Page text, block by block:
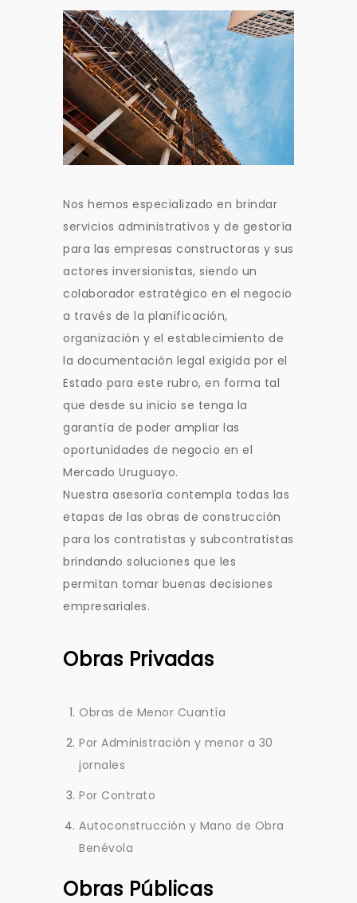
Nos hemos especializado en brindar
servicios administrativos y de gestoría
para las empresas constructoras y sus
actores inversionistas, siendo un
colaborador estratégico en el negocio
a través de la planificación,
organización y el establecimiento de
la documentación legal exigida por el
Estado para este rubro, en forma tal
que desde su inicio se tenga la
garantía de poder ampliar las
oportunidades de negocio en el
Mercado Uruguayo.
Nuestra asesoría contempla todas las
etapas de las obras de construcción
para los contratistas y subcontratistas
brindando soluciones que les
permitan tomar buenas decisiones
empresariales.
Obras Privadas
Obras de Menor Cuantía
Por Administración y menor a 30
jornales
Por Contrato
Autoconstrucción y Mano de Obra
Benévola
Obras Públicas